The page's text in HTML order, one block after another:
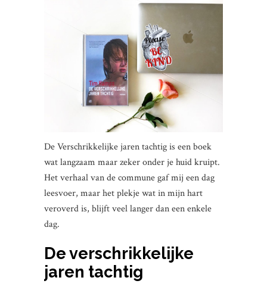
De Verschrikkelijke jaren tachtig is een boek
wat langzaam maar zeker onder je huid kruipt.
Het verhaal van de commune gaf mij een dag
leesvoer, maar het plekje wat in mijn hart
veroverd is, blijft veel langer dan een enkele
dag.
De verschrikkelijke
jaren tachtig